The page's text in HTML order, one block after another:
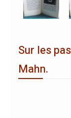
Sur les
Mahn.